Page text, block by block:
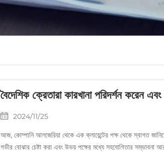
বৈদেশিক ক্রেতারা কারখানা পরিদর্শন করেন এবং
2024/11/25
আজ, কোম্পানি আলজেরিয়া থেকে এক ক্লায়েন্টের পক্ষ থেকে স্বাগত
গভীর বোঝার চেষ্টা করা এবং উভয় পক্ষের মধ্যে সহযোগিতার সম্ভাবনা